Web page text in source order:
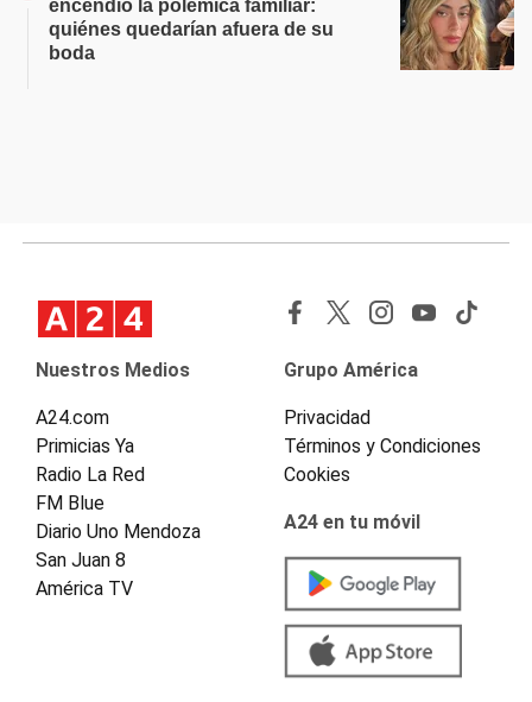
encendió la polémica familiar:
quiénes quedarían afuera de su
boda
Nuestros Medios
A24.com
Primicias Ya
Radio La Red
FM Blue
Diario Uno Mendoza
San Juan 8
América TV
Grupo América
Privacidad
Términos y Condiciones
Cookies
A24 en tu móvil